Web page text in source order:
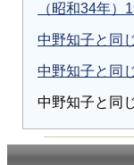
（昭和34年
中野知子と同
中野知子と同
中野知子と同